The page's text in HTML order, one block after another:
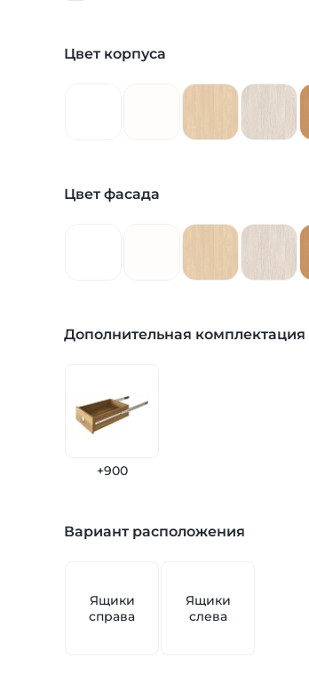
Цвет корпуса
Цвет фасада
Дополнительная комплектация
+900
Вариант расположения
Ящики
справа
Ящики
слева